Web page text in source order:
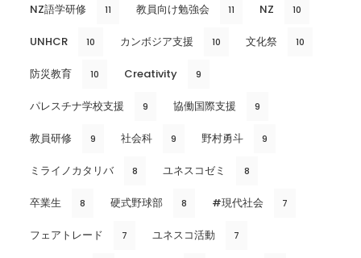
NZ語学研修 11 教員向け勉強会 11 NZ 10
UNHCR 10 カンボジア支援 10 文化祭 10
防災教育 10 Creativity 9
パレスチナ学校支援 9 協働国際支援 9
教員研修 9 社会科 9 野村勇斗 9
ミライノカタリバ 8 ユネスコゼミ 8
卒業生 8 硬式野球部 8 #現代社会 7
フェアトレード 7 ユネスコ活動 7